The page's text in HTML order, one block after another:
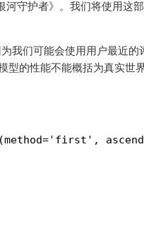
河守护者》。我们将使用这
我们可能会使用用户最近的
型的性能不能概括为真实世
'first' ,